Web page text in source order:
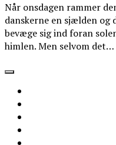
Når onsdagen rammer
danskerne en sjælden og
bevæge sig ind foran
himlen. Men selvom det…